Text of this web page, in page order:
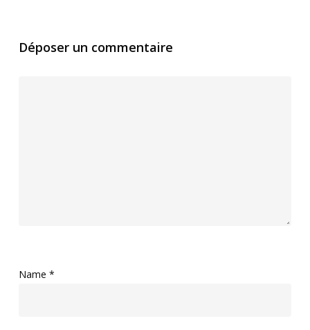
Déposer un commentaire
Name *